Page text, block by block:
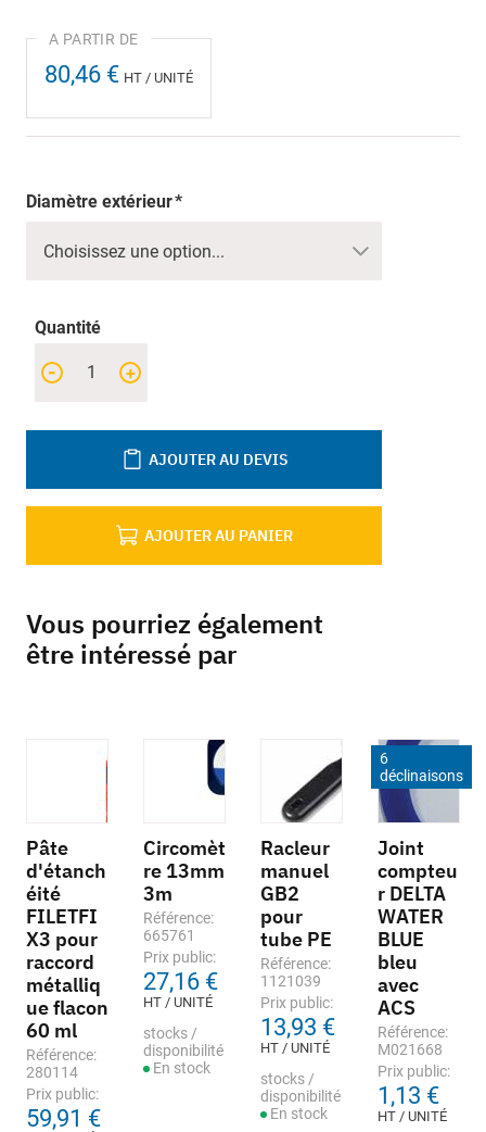
80,46 € HT / UNITÉ
Diamètre extérieur
Quantité
+
-
AJOUTER AU PANIER
AJOUTER AU DEVIS
Vous pourriez également
être intéressé par
Pâte
d'étanch
éité
FILETFI
X3 pour
raccord
métalliq
ue flacon
60 ml
Référence:
280114
Prix public:
59,91 €
Circomèt
re 13mm
3m
Référence:
665761
Prix public:
27,16 €
HT / UNITÉ
stocks /
disponibilité
En stock
Racleur
manuel
GB2
pour
tube PE
Référence:
1121039
Prix public:
13,93 €
HT / UNITÉ
stocks /
disponibilité
En stock
6
déclinaisons
Joint
compteu
r DELTA
WATER
BLUE
bleu
avec
ACS
Référence:
M021668
Prix public:
1,13 €
HT / UNITÉ